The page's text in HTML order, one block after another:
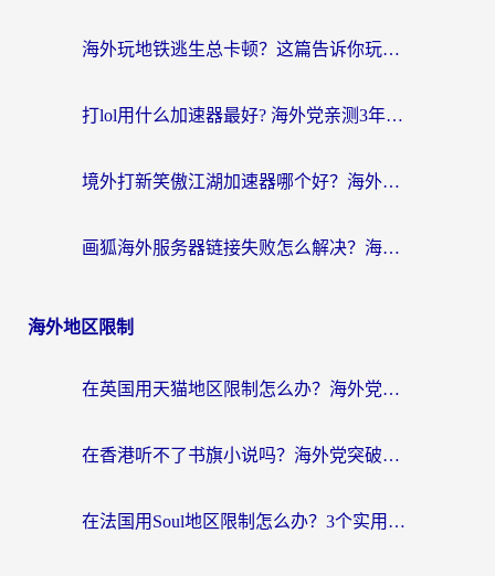
海外玩地铁逃生总卡顿？这篇告诉你玩地铁逃生用什么加速器好,比较好
打lol用什么加速器最好? 海外党亲测3年的国服游戏加速终极攻略
境外打新笑傲江湖加速器哪个好？海外玩家国服畅玩全攻略（附实测推荐）
画狐海外服务器链接失败怎么解决？海外玩家国服游戏加速器终极指南
海外地区限制
在英国用天猫地区限制怎么办？海外党必备的国内平台解锁指南
在香港听不了书旗小说吗？海外党突破内容限制的实用指南
在法国用Soul地区限制怎么办？3个实用技巧帮你轻松解决（附德国场景方案）